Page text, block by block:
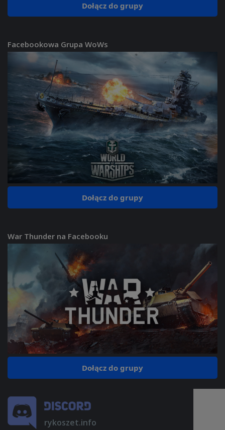
Dołącz do grupy
Facebookowa Grupa WoWs
Dołącz do grupy
War Thunder na Facebooku
Dołącz do grupy
rykoszet.info